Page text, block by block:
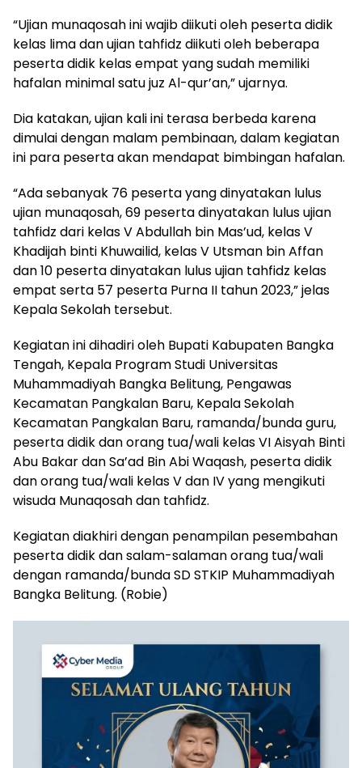
“Ujian munaqosah ini wajib diikuti oleh peserta didik
kelas lima dan ujian tahfidz diikuti oleh beberapa
peserta didik kelas empat yang sudah memiliki
hafalan minimal satu juz Al-qur’an,” ujarnya.
Dia katakan, ujian kali ini terasa berbeda karena
dimulai dengan malam pembinaan, dalam kegiatan
ini para peserta akan mendapat bimbingan hafalan.
“Ada sebanyak 76 peserta yang dinyatakan lulus
ujian munaqosah, 69 peserta dinyatakan lulus ujian
tahfidz dari kelas V Abdullah bin Mas’ud, kelas V
Khadijah binti Khuwailid, kelas V Utsman bin Affan
dan 10 peserta dinyatakan lulus ujian tahfidz kelas
empat serta 57 peserta Purna II tahun 2023,” jelas
Kepala Sekolah tersebut.
Kegiatan ini dihadiri oleh Bupati Kabupaten Bangka
Tengah, Kepala Program Studi Universitas
Muhammadiyah Bangka Belitung, Pengawas
Kecamatan Pangkalan Baru, Kepala Sekolah
Kecamatan Pangkalan Baru, ramanda/bunda guru,
peserta didik dan orang tua/wali kelas VI Aisyah Binti
Abu Bakar dan Sa’ad Bin Abi Waqash, peserta didik
dan orang tua/wali kelas V dan IV yang mengikuti
wisuda Munaqosah dan tahfidz.
Kegiatan diakhiri dengan penampilan pesembahan
peserta didik dan salam-salaman orang tua/wali
dengan ramanda/bunda SD STKIP Muhammadiyah
Bangka Belitung. (Robie)